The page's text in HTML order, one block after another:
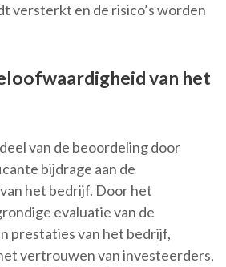
versterkt en de risico’s worden
van het
van de beoordeling door
bijdrage aan de
het bedrijf. Door het
evaluatie van de
prestaties van het bedrijf,
vertrouwen van investeerders,